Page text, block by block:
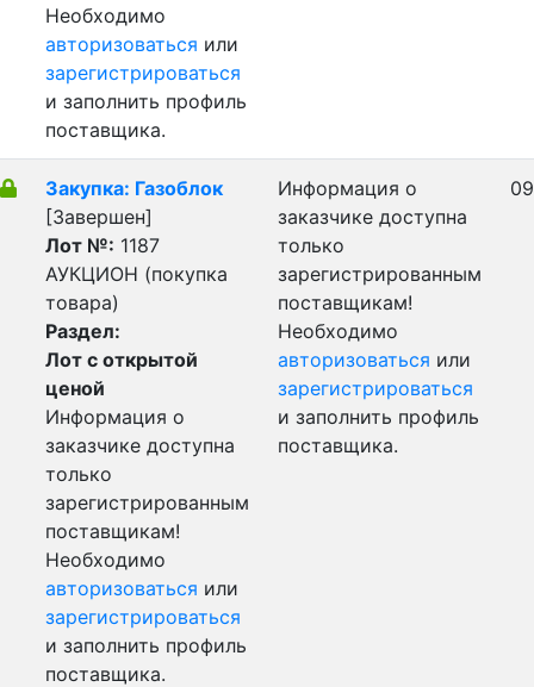
Необходимо
авторизоваться или
зарегистрироваться
и заполнить профиль
поставщика.
Закупка: Газоблок
[Завершен]
Лот №: 1187
АУКЦИОН (покупка
товара)
Раздел:
Лот с открытой
ценой
Информация о
заказчике доступна
только
зарегистрированным
поставщикам!
Необходимо
авторизоваться или
зарегистрироваться
и заполнить профиль
поставщика.
Информация о
заказчике доступна
только
зарегистрированным
поставщикам!
Необходимо
авторизоваться или
зарегистрироваться
и заполнить профиль
поставщика.